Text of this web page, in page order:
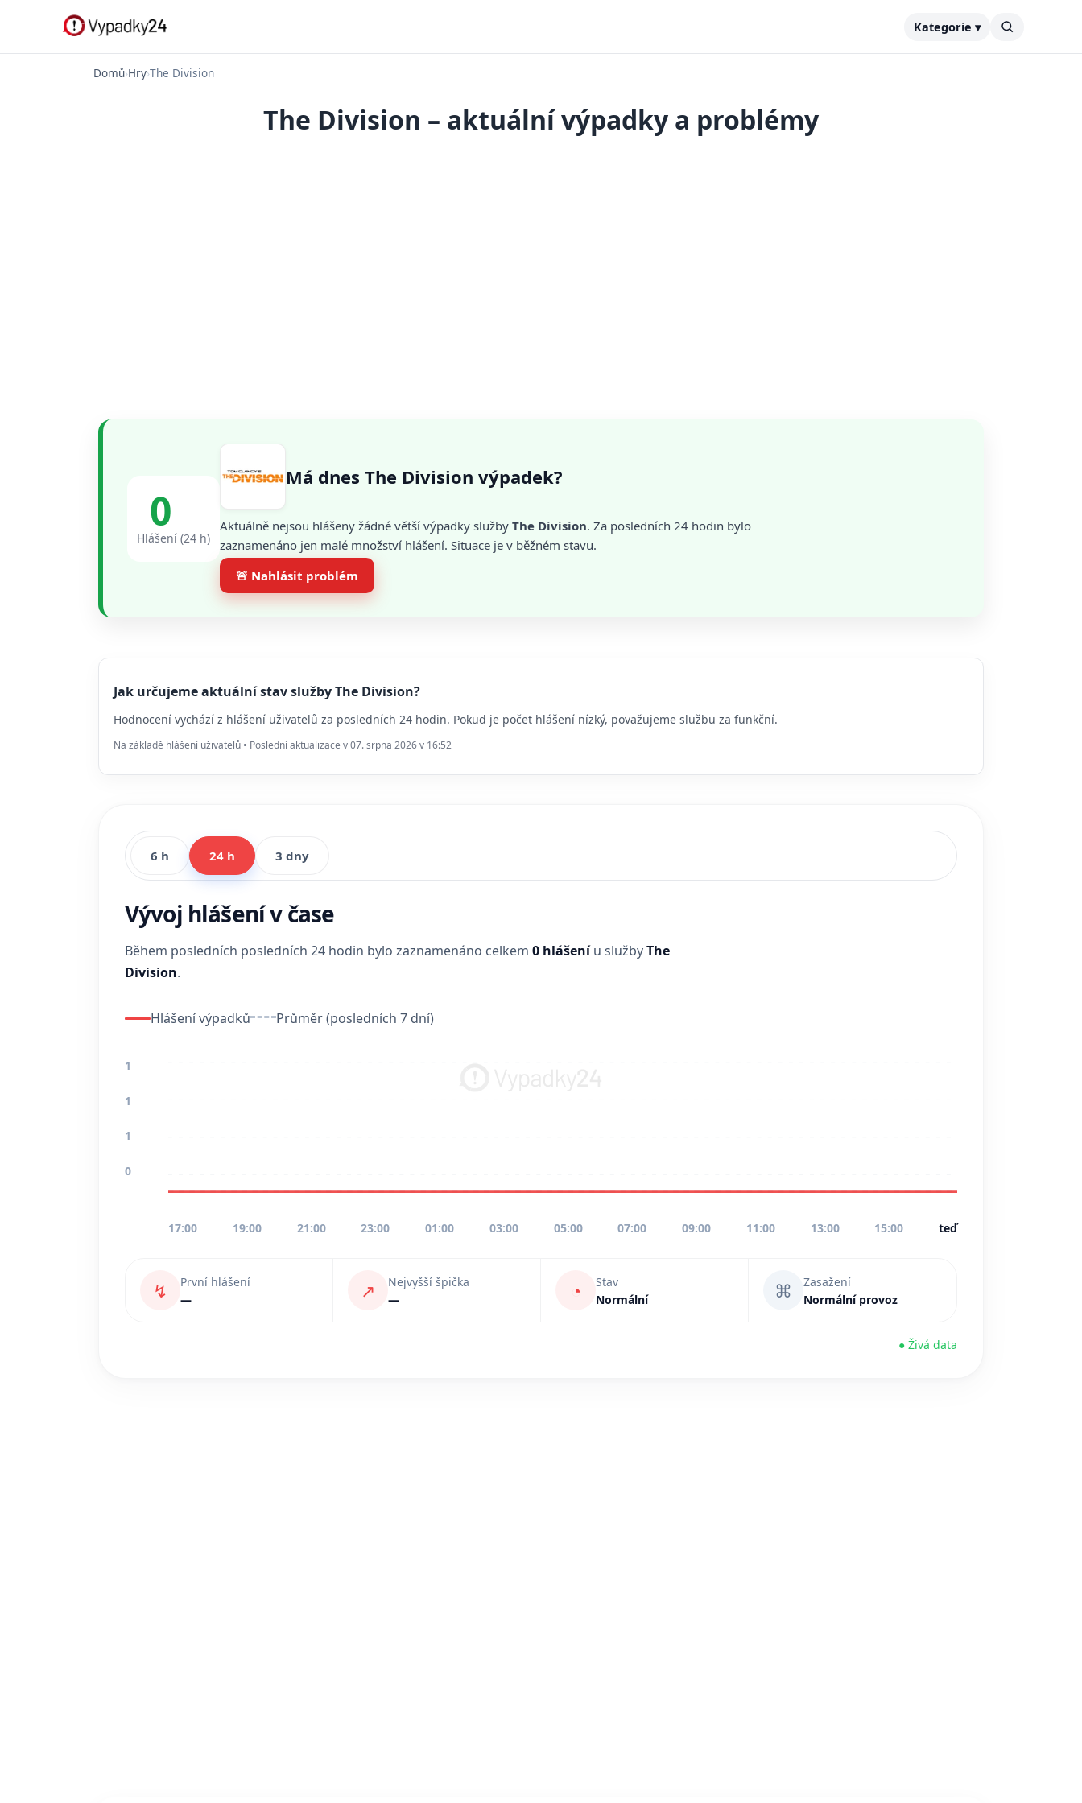
Kategorie ▾
Domů›Hry›The Division
The Division – aktuální výpadky a problémy
0
Hlášení (24 h)
Má dnes The Division výpadek?
Aktuálně nejsou hlášeny žádné větší výpadky služby The Division. Za posledních 24 hodin bylo
zaznamenáno jen malé množství hlášení. Situace je v běžném stavu.
🚨 Nahlásit problém
Jak určujeme aktuální stav služby The Division?
Hodnocení vychází z hlášení uživatelů za posledních 24 hodin. Pokud je počet hlášení nízký, považujeme službu za funkční.
Na základě hlášení uživatelů • Poslední aktualizace v 07. srpna 2026 v 16:52
6 h 24 h 3 dny
Vývoj hlášení v čase
Během posledních posledních 24 hodin bylo zaznamenáno celkem 0 hlášeníu službyThe
Division.
Hlášení výpadků Průměr (posledních 7 dní)
1
1
1
0
17:00 19:00 21:00 23:00 01:00 03:00 05:00 07:00 09:00 11:00 13:00 15:00 teď
↯
První hlášení
—
↗
Nejvyšší špička
—
◔
Stav
Normální
⌘
Zasažení
Normální provoz
● Živá data